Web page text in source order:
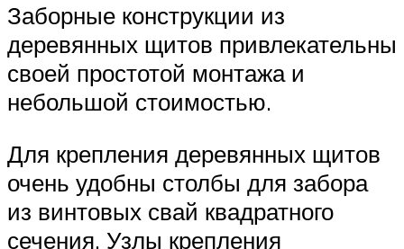
Заборные конструкции из
деревянных щитов привлекательны
своей простотой монтажа и
небольшой стоимостью.
Для крепления деревянных щитов
очень удобны столбы для забора
из винтовых свай квадратного
сечения. Узлы крепления